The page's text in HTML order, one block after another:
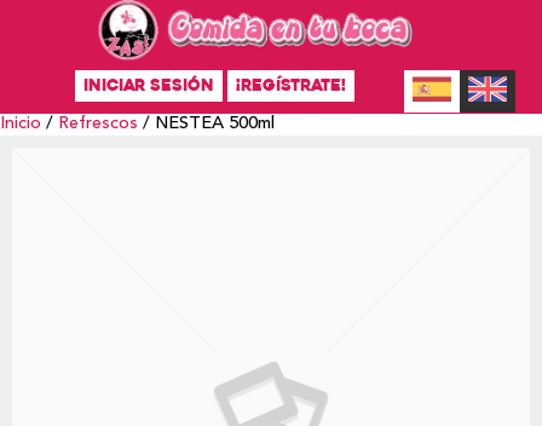
INICIAR SESIÓN ¡REGÍSTRATE!
Inicio / Refrescos / NESTEA 500ml